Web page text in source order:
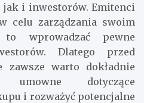
jak i inwestorów. Emitenci
celu zarządzania swoim
wprowadzać pewne
Dlatego przed
zawsze warto dokładnie
umowne dotyczące
i rozważyć potencjalne